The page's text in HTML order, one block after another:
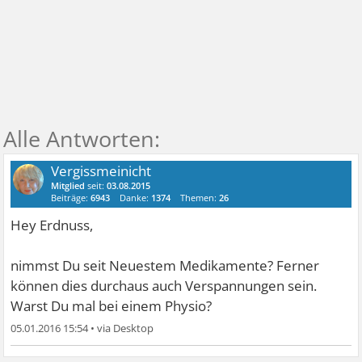
Vergissmeinicht
Mitglied seit:03.08.2015
Beiträge:6943 Danke: 1374 Themen:26
Hey Erdnuss,
nimmst Du seit Neuestem Medikamente? Ferner
können dies durchaus auch Verspannungen sein.
Warst Du mal bei einem Physio?
05.01.2016 15:54•